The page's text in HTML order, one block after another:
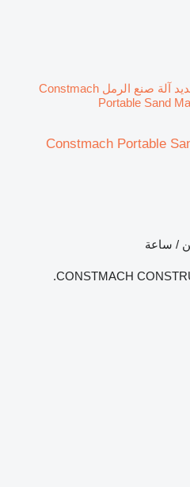
جديد آلة صنع الرمل Constmach
Portable Sand
Constmach Portable
CONSTMACH